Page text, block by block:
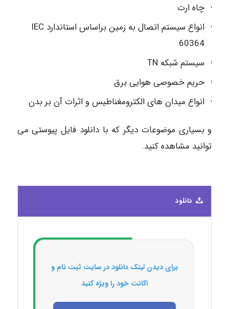
چاه ارت
انواع سیستم اتصال به زمین براساس استاندارد IEC
60364
سیستم شبکه TN
حریم خصوصی هوایی برق
انواع میدان های الکترومغناطیس و اثرات آن بر بدن
و بسیاری موضوعات دیگر که با دانلود فایل پیوستی می
توانید مشاهده کنید.
دانلود
برای دیدن لینک دانلود در سایت ثبت نام و
اکانت خود را ویژه کنید